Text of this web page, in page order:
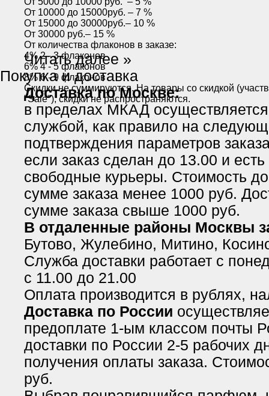
От 10000 до 15000руб. – 7 %
От 15000 до 30000руб.– 10 %
От 30000 руб.– 15 %
От количества флаконов в заказе:
4% 2 - 3 флаконов
6% 4 - 5 флаконов
8% 6 - 9 флаконов
Скидки не суммируются. На товары со скидкой
"Sale"), скидки не распространяются.
Читать далее »
Покупка и доставка
Доставка по Москве:
в пределах МКАД осуществляется
службой, как правило на
подтверждения параметров
если заказ сделан до 13.00 и
свободные курьеры. Стоимость
сумме заказа менее 1000 руб.
сумме заказа свыше 1000 руб.
В отдаленные районы Москвы
Бутово, Жулебино, Митино,
Служба доставки работает с
с 11.00 до 21.00
Оплата производится в рублях,
Доставка по России
предоплате 1-ым классом почты
доставки по России 2-5 рабочих
получения оплаты заказа.
руб.